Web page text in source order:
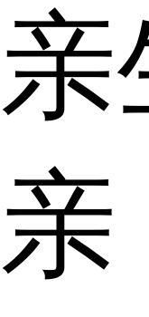
亲
亲